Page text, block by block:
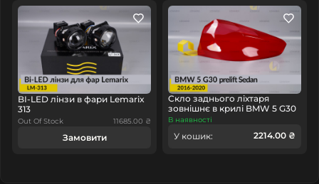
BI-LED лінзи в фари Lemarix
313
Out Of Stock 11685.00 ₴
Замовити
Скло заднього ліхтаря
зовнішнє в крилі BMW 5 G30
Sedan (2016-2020) дорест
В наявності
У кошик: 2214.00 ₴